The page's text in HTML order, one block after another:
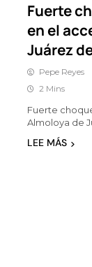
Fuerte
en el
Juárez
Pepe Reyes
2 Mins
Fuerte
Almoloya de
LEE MÁS